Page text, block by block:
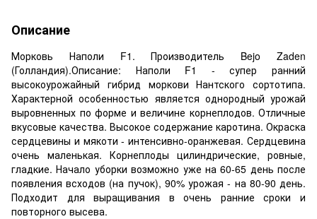
Описание
Морковь Наполи F1. Производитель Bejo Zaden
(Голландия).Описание: Наполи F1 - супер ранний
высокоурожайный гибрид моркови Нантского сортотипа.
Характерной особенностью является однородный урожай
выровненных по форме и величине корнеплодов. Отличные
вкусовые качества. Высокое содержание каротина. Окраска
сердцевины и мякоти - интенсивно-оранжевая. Сердцевина
очень маленькая. Корнеплоды цилиндрические, ровные,
гладкие. Начало уборки возможно уже на 60-65 день после
появления всходов (на пучок), 90% урожая - на 80-90 день.
Подходит для выращивания в очень ранние сроки и
повторного высева.